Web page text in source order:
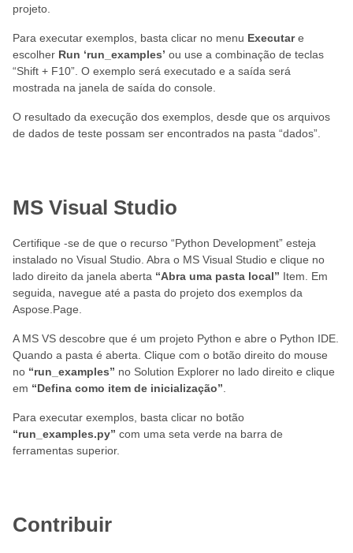
projeto.
Para executar exemplos, basta clicar no menu Executare
escolher Run ‘run_examples’ ou use a combinação de teclas
“Shift + F10”. O exemplo será executado e a saída será
mostrada na janela de saída do console.
O resultado da execução dos exemplos, desde que os arquivos
de dados de teste possam ser encontrados na pasta “dados”.
MS Visual Studio
Certifique -se de que o recurso “Python Development” esteja
instalado no Visual Studio. Abra o MS Visual Studio e clique no
lado direito da janela aberta “Abra uma pasta local” Item. Em
seguida, navegue até a pasta do projeto dos exemplos da
Aspose.Page.
A MS VS descobre que é um projeto Python e abre o Python IDE.
Quando a pasta é aberta. Clique com o botão direito do mouse
no “run_examples” no Solution Explorer no lado direito e clique
em “Defina como item de inicialização”.
Para executar exemplos, basta clicar no botão
“run_examples.py” com uma seta verde na barra de
ferramentas superior.
Contribuir